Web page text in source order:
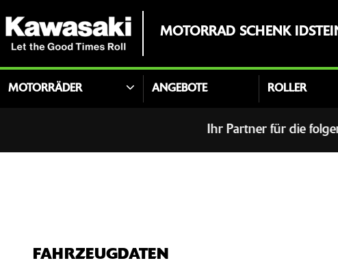
MOTORRAD SCHENK
MOTORRÄDER ANGEBOTE ROLLER
Ihr Partner für die
FAHRZEUGDATEN